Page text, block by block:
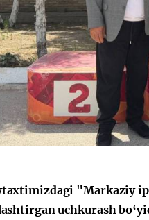
-
"Markaziy
uchkurash